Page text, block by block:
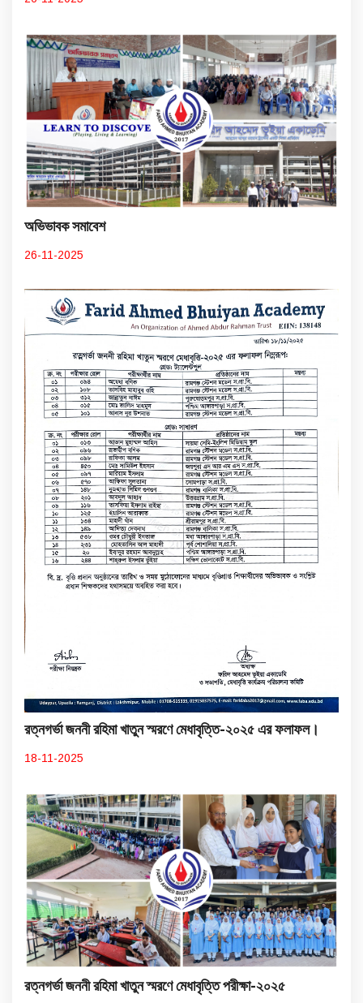
অভিভাবক সমাবেশ
26-11-2025
রত্নগর্ভা জননী রহিমা খাতুন স্মরণে মেধাবৃত্তি-২০২৫ এর ফলাফল।
18-11-2025
রত্নগর্ভা জননী রহিমা খাতুন স্মরণে মেধাবৃত্তি পরীক্ষা-২০২৫